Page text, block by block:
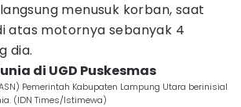
menusuk korban, saat
atas motornya sebanyak 4
dia.
di UGD Puskesmas
Pemerintah Kabupaten Lampung Utara berinisial
(IDN Times/Istimewa)